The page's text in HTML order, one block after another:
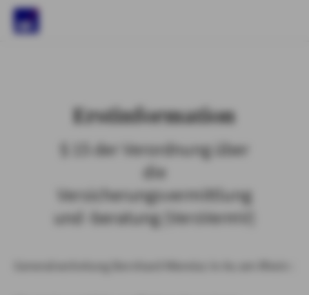
Erstinformation
§ 15 der Verordnung über
die
Versicherungsvermittlung
und -beratung (VersVermV)